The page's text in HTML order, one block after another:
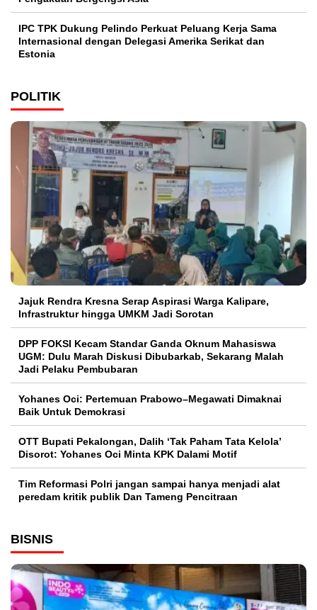
IPC TPK Dukung Pelindo Perkuat Peluang Kerja Sama
Internasional dengan Delegasi Amerika Serikat dan
Estonia
POLITIK
Jajuk Rendra Kresna Serap Aspirasi Warga Kalipare,
Infrastruktur hingga UMKM Jadi Sorotan
DPP FOKSI Kecam Standar Ganda Oknum Mahasiswa
UGM: Dulu Marah Diskusi Dibubarkab, Sekarang Malah
Jadi Pelaku Pembubaran
Yohanes Oci: Pertemuan Prabowo–Megawati Dimaknai
Baik Untuk Demokrasi
OTT Bupati Pekalongan, Dalih ‘Tak Paham Tata Kelola’
Disorot: Yohanes Oci Minta KPK Dalami Motif
Tim Reformasi Polri jangan sampai hanya menjadi alat
peredam kritik publik Dan Tameng Pencitraan
BISNIS